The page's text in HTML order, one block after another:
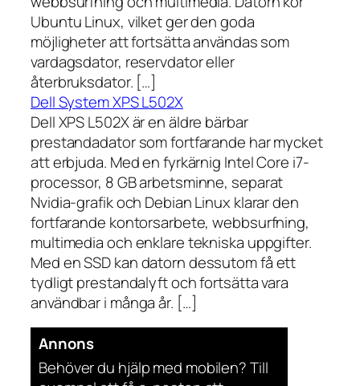
Ubuntu Linux, vilket ger den goda
möjligheter att fortsätta användas som
vardagsdator, reservdator eller
återbruksdator. […]
Dell System XPS L502X
Dell XPS L502X är en äldre bärbar
prestandadator som fortfarande har mycket
att erbjuda. Med en fyrkärnig Intel Core i7-
processor, 8 GB arbetsminne, separat
Nvidia-grafik och Debian Linux klarar den
fortfarande kontorsarbete, webbsurfning,
multimedia och enklare tekniska uppgifter.
Med en SSD kan datorn dessutom få ett
tydligt prestandalyft och fortsätta vara
användbar i många år. […]
Annons
Behöver du hjälp med mobilen? Till